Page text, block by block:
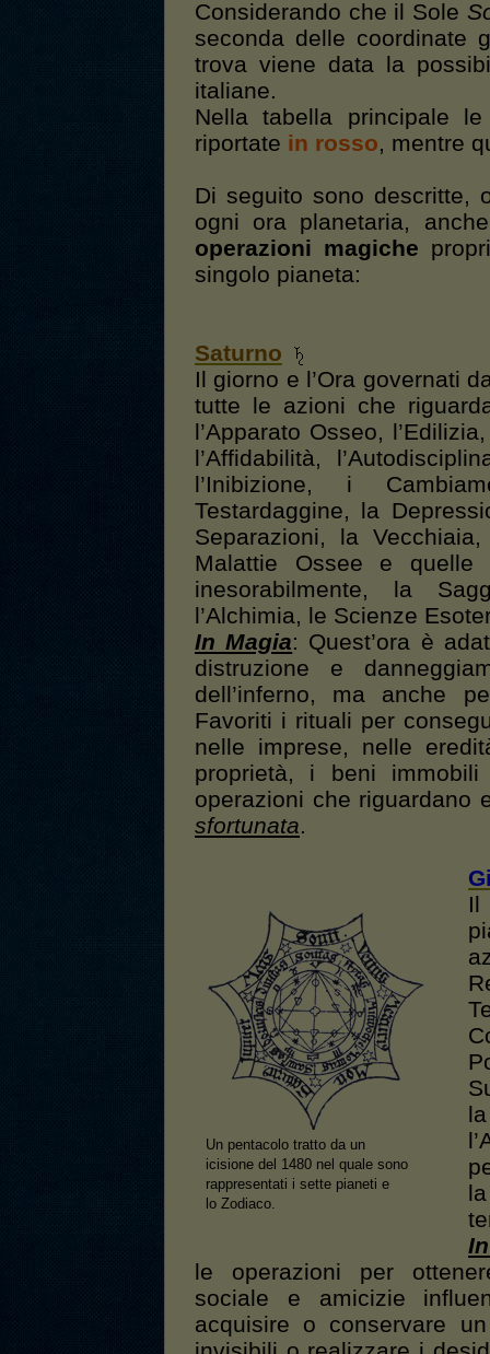
Considerando che il Sole
seconda delle coordinate
trova viene data la
italiane.
Nella tabella principale
riportate in rosso, mentre
Di seguito sono descritte,
ogni ora planetaria,
operazioni magiche
singolo pianeta:
Saturno
Il giorno e l’Ora governati
tutte le azioni che
l’Apparato Osseo,
l’Affidabilità,
l’Inibizione, i
Testardaggine, la
Separazioni, la
Malattie Ossee e quelle
inesorabilmente, la
l’Alchimia, le Scienze
In Magia: Quest’ora è
distruzione e
dell’inferno, ma anche
Favoriti i rituali per
nelle imprese, nelle
proprietà, i beni
operazioni che riguardano
sfortunata.
Un pentacolo tratto da un
icisione del 1480 nel quale sono
rappresentati i sette pianeti e
lo Zodiaco.
Il
le operazioni per
sociale e amicizie
acquisire o conservare